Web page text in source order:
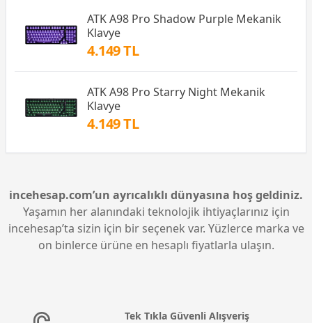
ATK A98 Pro Shadow Purple Mekanik
Klavye
4.149 TL
ATK A98 Pro Starry Night Mekanik
Klavye
4.149 TL
incehesap.com’un ayrıcalıklı dünyasına hoş geldiniz.
Yaşamın her alanındaki teknolojik ihtiyaçlarınız için
incehesap’ta sizin için bir seçenek var. Yüzlerce marka ve
on binlerce ürüne en hesaplı fiyatlarla ulaşın.
Tek Tıkla Güvenli Alışveriş